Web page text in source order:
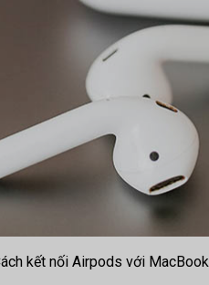
kết nối Airpods với MacBook